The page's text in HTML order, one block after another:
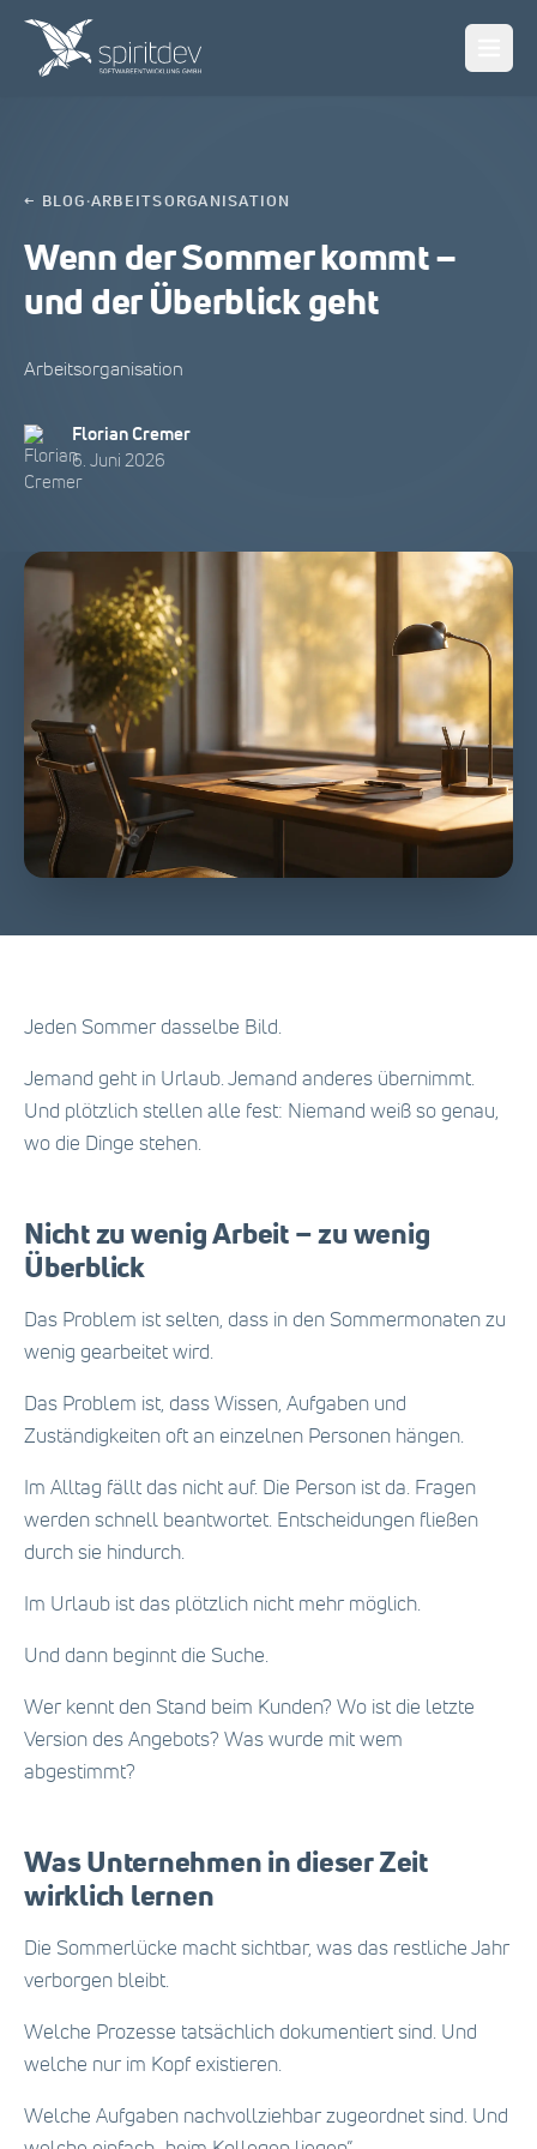
← BLOG ·ARBEITSORGANISATION
Wenn der Sommer kommt –
und der Überblick geht
Arbeitsorganisation
Florian Cremer
6. Juni 2026
Jeden Sommer dasselbe Bild.
Jemand geht in Urlaub. Jemand anderes übernimmt.
Und plötzlich stellen alle fest: Niemand weiß so genau,
wo die Dinge stehen.
Nicht zu wenig Arbeit – zu wenig
Überblick
Das Problem ist selten, dass in den Sommermonaten zu
wenig gearbeitet wird.
Das Problem ist, dass Wissen, Aufgaben und
Zuständigkeiten oft an einzelnen Personen hängen.
Im Alltag fällt das nicht auf. Die Person ist da. Fragen
werden schnell beantwortet. Entscheidungen fließen
durch sie hindurch.
Im Urlaub ist das plötzlich nicht mehr möglich.
Und dann beginnt die Suche.
Wer kennt den Stand beim Kunden? Wo ist die letzte
Version des Angebots? Was wurde mit wem
abgestimmt?
Was Unternehmen in dieser Zeit
wirklich lernen
Die Sommerlücke macht sichtbar, was das restliche Jahr
verborgen bleibt.
Welche Prozesse tatsächlich dokumentiert sind. Und
welche nur im Kopf existieren.
Welche Aufgaben nachvollziehbar zugeordnet sind. Und